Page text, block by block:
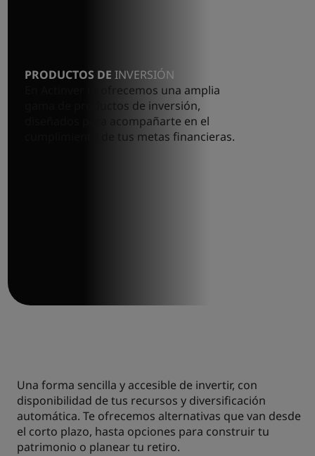
PRODUCTOS DE INVERSIÓN
En Actinver te ofrecemos una amplia
gama de productos de inversión,
diseñados para acompañarte en el
cumplimiento de tus metas financieras.
Una forma sencilla y accesible de invertir, con
disponibilidad de tus recursos y diversificación
automática. Te ofrecemos alternativas que van desde
el corto plazo, hasta opciones para construir tu
patrimonio o planear tu retiro.